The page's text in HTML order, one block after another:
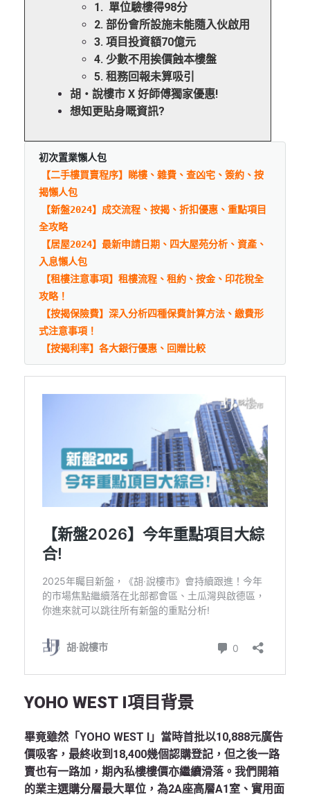
1. 單位驗樓得98分
2. 部份會所設施未能隨入伙啟用
3. 項目投資額70億元
4. 少數不用挨價蝕本樓盤
5. 租務回報未算吸引
胡‧說樓市 X 好師傅獨家優惠!
想知更貼身嘅資訊?
初次置業懶人包
【二手樓買賣程序】睇樓、雜費、查凶宅、簽約、按
揭懶人包
【新盤2024】成交流程、按揭、折扣優惠、重點項目
全攻略
【居屋2024】最新申請日期、四大屋苑分析、資產、
入息懶人包
【租樓注意事項】租樓流程、租約、按金、印花稅全
攻略！
【按揭保險費】深入分析四種保費計算方法、繳費形
式注意事項！
【按揭利率】各大銀行優惠、回贈比較
YOHO WEST I項目背景
畢竟雖然「YOHO WEST I」當時首批以10,888元廣告
價吸客，最終收到18,400幾個認購登記，但之後一路
賣也有一路加，期內私樓樓價亦繼續滑落。我們開箱
的業主選購分層最大單位，為2A座高層A1室、實用面